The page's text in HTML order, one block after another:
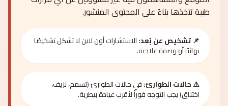
طبية تتخذها بناءً على المحتوى المنشور.
📌 تشخيص عن بُعد:الاستشارات أون لاين لا تشكل تشخيصًا
نهائيًا أو وصفة علاجية.
⚠️ حالات الطوارئ:في حالات الطوارئ (تسمم، نزيف،
اختناق) يجب التوجه فوراً لأقرب عيادة بيطرية.